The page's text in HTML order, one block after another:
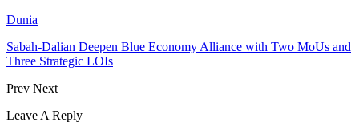
Dunia
Sabah-Dalian Deepen Blue Economy Alliance with Two MoUs and
Three Strategic LOIs
Prev Next
Leave A Reply